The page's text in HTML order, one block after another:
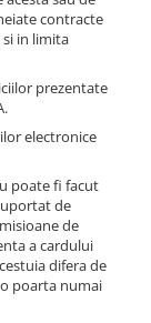
contracte
in limita
prezentate
electronice
poate fi facut
de
de
a cardului
difera de
poarta numai